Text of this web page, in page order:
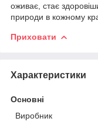
оживає, стає
природи в кожному
Приховати
Характеристики
Основні
Виробник